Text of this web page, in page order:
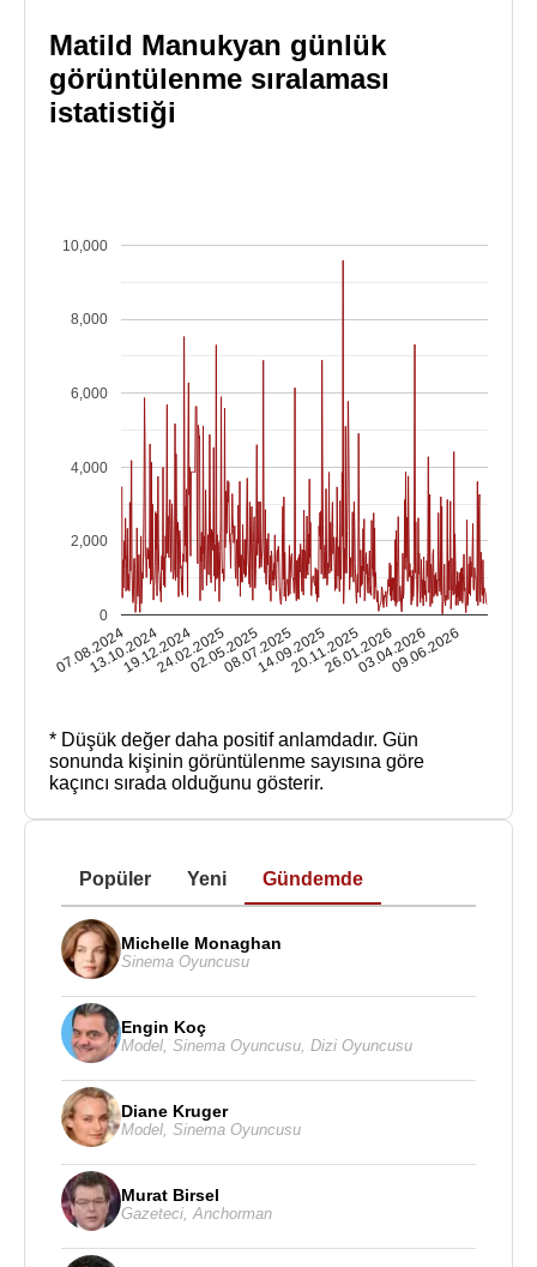
Matild Manukyan günlük
görüntülenme sıralaması
istatistiği
07.08.2024
13.10.2024
19.12.2024
24.02.2025
02.05.2025
08.07.2025
14.09.2025
20.11.2025
26.01.2026
03.04.2026
09.06.2026
0
2,000
4,000
6,000
8,000
10,000
* Düşük değer daha positif anlamdadır. Gün
sonunda kişinin görüntülenme sayısına göre
kaçıncı sırada olduğunu gösterir.
Popüler Yeni Gündemde
Michelle Monaghan
Sinema Oyuncusu
Engin Koç
Model Sinema Oyuncusu Dizi Oyuncusu
Diane Kruger
Model Sinema Oyuncusu
Murat Birsel
Gazeteci Anchorman